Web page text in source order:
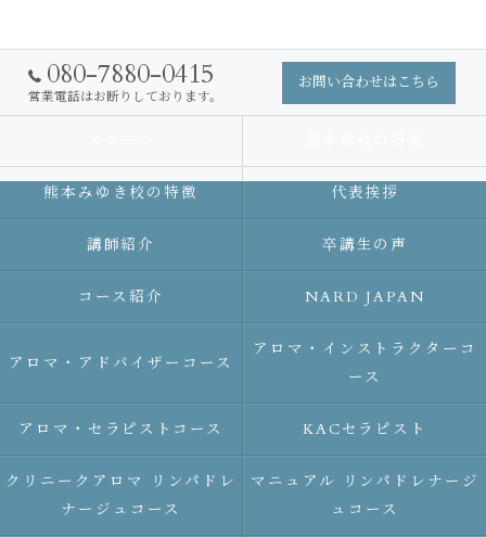
080-7880-0415
営業電話はお断りしております。
お問い合わせはこちら
熊本みゆき校の特徴 代表挨拶
講師紹介 卒講生の声
コース紹介 NARD JAPAN
アロマ・アドバイザーコース
アロマ・インストラクターコ
ース
アロマ・セラピストコース KACセラピスト
クリニークアロマ リンパドレ
ナージュコース
マニュアル リンパドレナージ
ュコース